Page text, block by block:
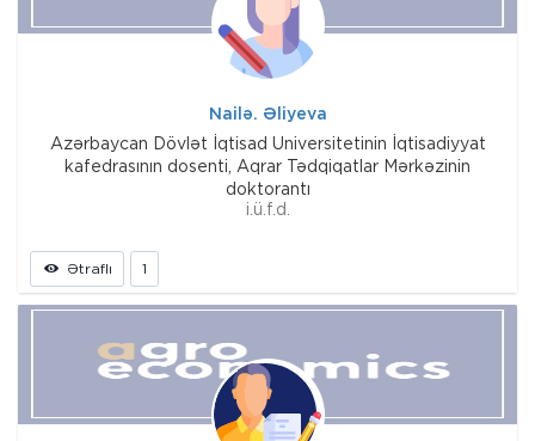
Nailə. Əliyeva
Azərbaycan Dövlət İqtisad Universitetinin İqtisadiyyat
kafedrasının dosenti, Aqrar Tədqiqatlar Mərkəzinin
doktorantı
i.ü.f.d.
Ətraflı 1